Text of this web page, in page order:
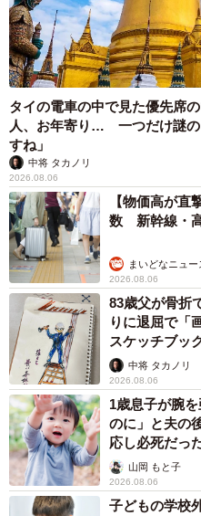
タイの電車の中で見た優先席
人、お年寄り… 一つだけ謎の
すね」
中将 タカノリ
2026.08.06
【物価高が直
数 新幹線・
まいどなニュ
2026.08.06
83歳父が骨折
りに退屈で「
スケッチブッ
ますよ…」
中将 タカノリ
2026.08.06
1歳息子が腕
のに」と夫の
応し必死だっ
出し…山岡 もと子
2026.08.06
子どもの学校